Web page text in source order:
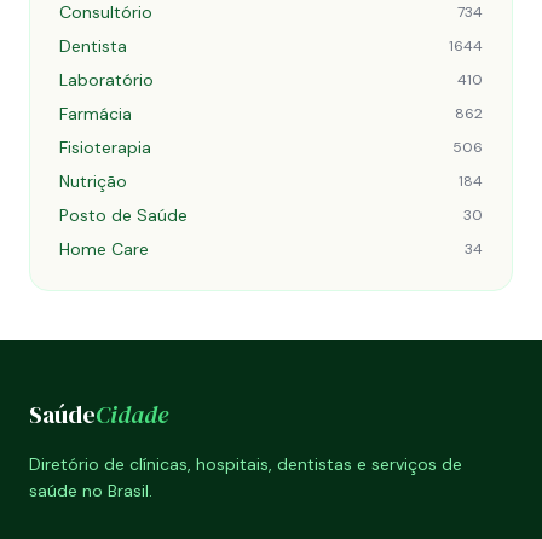
Consultório 734
Dentista 1644
Laboratório 410
Farmácia 862
Fisioterapia 506
Nutrição 184
Posto de Saúde 30
Home Care 34
SaúdeCidade
Diretório de clínicas, hospitais, dentistas e serviços de
saúde no Brasil.